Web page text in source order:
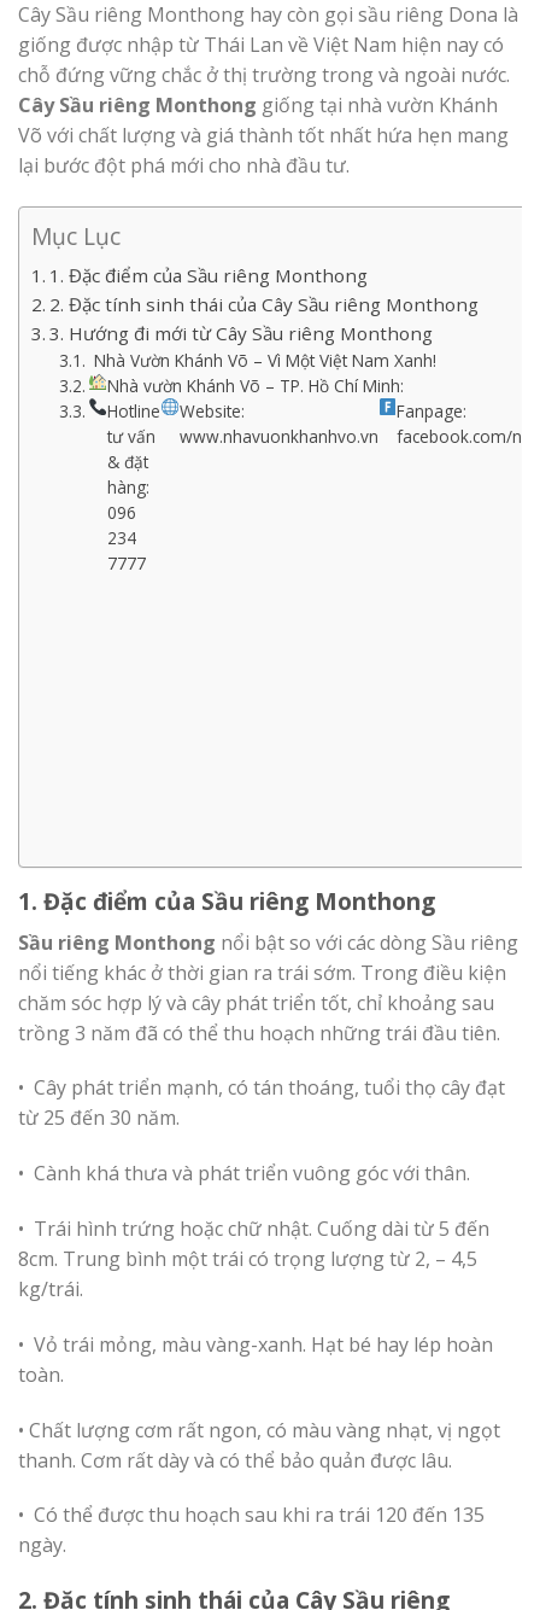
Cây Sầu riêng Monthong hay còn gọi sầu riêng Dona là
giống được nhập từ Thái Lan về Việt Nam hiện nay có
chỗ đứng vững chắc ở thị trường trong và ngoài nước.
Cây Sầu riêng Monthong giống tại nhà vườn Khánh
Võ với chất lượng và giá thành tốt nhất hứa hẹn mang
lại bước đột phá mới cho nhà đầu tư.
Mục Lục
1. Đặc điểm của Sầu riêng Monthong
2. Đặc tính sinh thái của Cây Sầu riêng Monthong
3. Hướng đi mới từ Cây Sầu riêng Monthong
Nhà Vườn Khánh Võ – Vì Một Việt Nam Xanh!
Nhà vườn Khánh Võ – TP. Hồ Chí Minh:
Hotline
tư vấn
& đặt
hàng:
096
234
7777
Website:
www.nhavuonkhanhvo.vn
Fanpage:
facebook.com/
1. Đặc điểm của Sầu riêng Monthong
Sầu riêng Monthong nổi bật so với các dòng Sầu riêng
nổi tiếng khác ở thời gian ra trái sớm. Trong điều kiện
chăm sóc hợp lý và cây phát triển tốt, chỉ khoảng sau
trồng 3 năm đã có thể thu hoạch những trái đầu tiên.
• Cây phát triển mạnh, có tán thoáng, tuổi thọ cây đạt
từ 25 đến 30 năm.
• Cành khá thưa và phát triển vuông góc với thân.
• Trái hình trứng hoặc chữ nhật. Cuống dài từ 5 đến
8cm. Trung bình một trái có trọng lượng từ 2, – 4,5
kg/trái.
• Vỏ trái mỏng, màu vàng-xanh. Hạt bé hay lép hoàn
toàn.
• Chất lượng cơm rất ngon, có màu vàng nhạt, vị ngọt
thanh. Cơm rất dày và có thể bảo quản được lâu.
• Có thể được thu hoạch sau khi ra trái 120 đến 135
ngày.
2. Đặc tính sinh thái của Cây Sầu riêng